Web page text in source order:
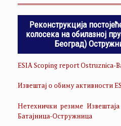
Реконструкција
колосека на обилазној
Београд)
ESIA Scoping report Ostruznica-
Извештај о обиму активности
Нетехнички резиме
Батајница-Остружница